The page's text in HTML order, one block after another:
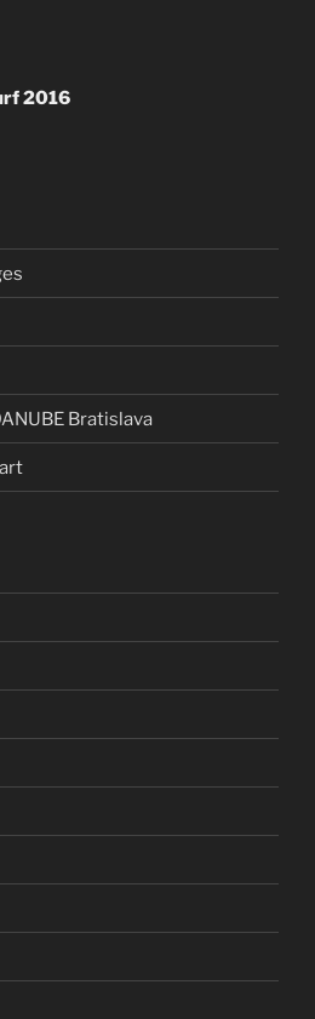
2016
Bratislava